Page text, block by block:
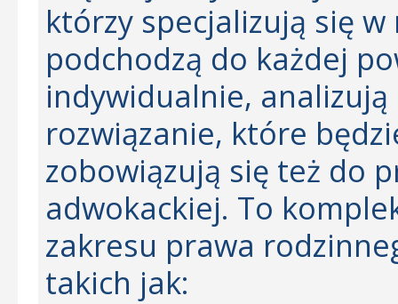
którzy specjalizują się
podchodzą do każdej
indywidualnie,
rozwiązanie, które
zobowiązują się też do
adwokackiej. To
zakresu prawa
takich jak: